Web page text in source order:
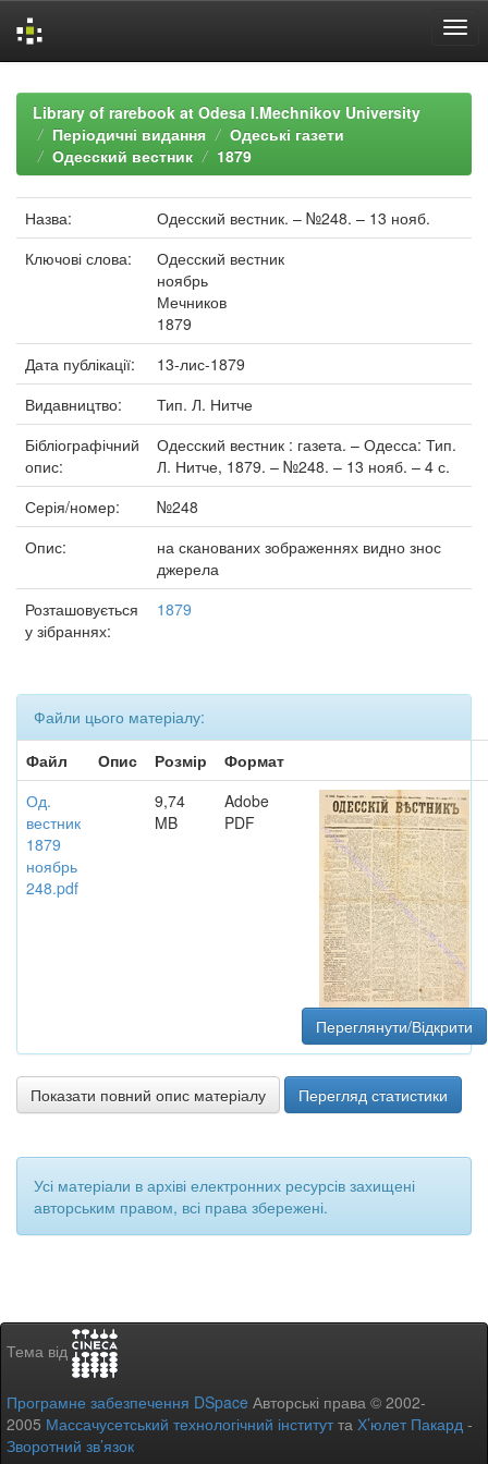
navigationLibrary of rarebook at Odesa I.Mechnikov University
Періодичні видання
Одеські газети
Одесский вестник
1879
Назва:
Одесский вестник. – №248. – 13 нояб.
Ключові слова:
Одесский вестник
ноябрь
Мечников
1879
Дата публікації:
13-лис-1879
Видавництво:
Тип. Л. Нитче
Бібліографічний
опис:
Одесский вестник : газета. – Одесса: Тип.
Л. Нитче, 1879. – №248. – 13 нояб. – 4 с.
Серія/номер:
№248
Опис:
на сканованих зображеннях видно знос
джерела
Розташовується
у зібраннях:
1879
Файли цього матеріалу:
Файл
Опис Розмір
Формат
Од.
вестник
1879
ноябрь
248.pdf
9,74
MB
Adobe
PDF
Переглянути/Відкрити
Показати повний опис матеріалу Перегляд статистики
Усі матеріали в архіві електронних ресурсів захищені
авторським правом, всі права збережені.
Тема від
Програмне забезпечення DSpace Авторські права © 2002-
2005 Массачусетський технологічний інститутта Х’юлет Пакард -
Зворотний зв’язок